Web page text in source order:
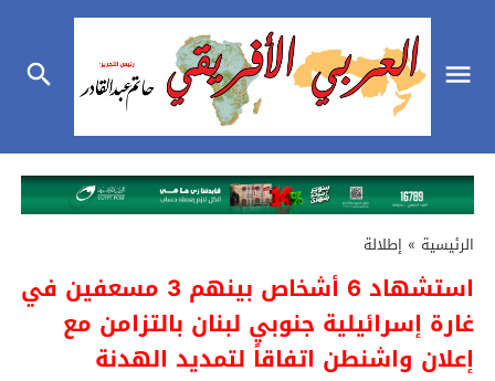
الرئيسية » إطلالة
استشهاد 6 أشخاص بينهم 3 مسعفين في
غارة إسرائيلية جنوبي لبنان بالتزامن مع
إعلان واشنطن اتفاقاً لتمديد الهدنة